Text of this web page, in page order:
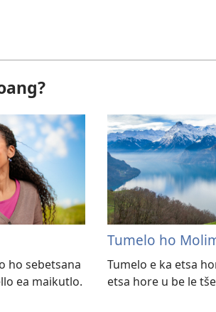
ho sebetsana
ea maikutlo.
Tumelo ho
Tumelo e ka etsa
etsa hore u be le